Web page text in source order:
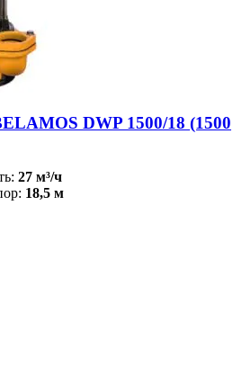
DWP 1500/18 (1500
27 м³/ч
18,5 м